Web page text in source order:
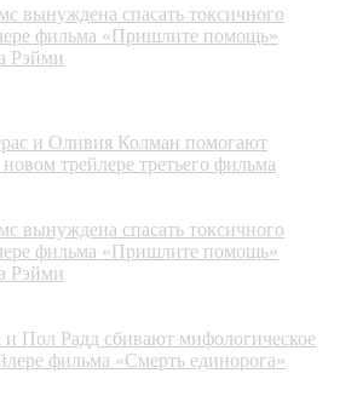
вынуждена спасать токсичного
фильма «Пришлите помощь»
Рэйми
и Оливия Колман помогают
трейлере третьего фильма
вынуждена спасать токсичного
фильма «Пришлите помощь»
Рэйми
Пол Радд сбивают мифологическое
фильма «Смерть единорога»